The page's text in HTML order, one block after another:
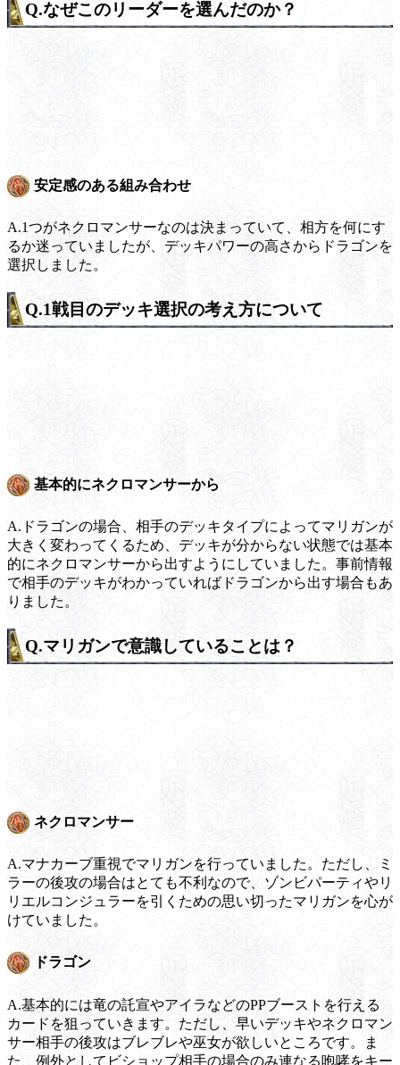
Q.なぜこのリーダーを選んだのか？
安定感のある組み合わせ
A.1つがネクロマンサーなのは決まっていて、相方を何にす
るか迷っていましたが、デッキパワーの高さからドラゴンを
選択しました。
Q.1戦目のデッキ選択の考え方について
基本的にネクロマンサーから
A.ドラゴンの場合、相手のデッキタイプによってマリガンが
大きく変わってくるため、デッキが分からない状態では基本
的にネクロマンサーから出すようにしていました。事前情報
で相手のデッキがわかっていればドラゴンから出す場合もあ
りました。
Q.マリガンで意識していることは？
ネクロマンサー
A.マナカーブ重視でマリガンを行っていました。ただし、ミ
ラーの後攻の場合はとても不利なので、ゾンビパーティやリ
リエルコンジュラーを引くための思い切ったマリガンを心が
けていました。
ドラゴン
A.基本的には竜の託宣やアイラなどのPPブーストを行える
カードを狙っていきます。ただし、早いデッキやネクロマン
サー相手の後攻はブレブレや巫女が欲しいところです。ま
た、例外としてビショップ相手の場合のみ連なる咆哮をキー